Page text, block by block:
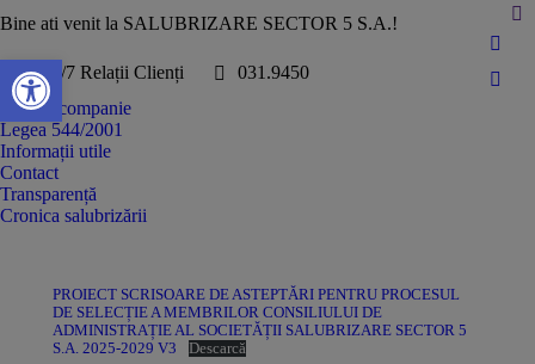
Bine ati venit la SALUBRIZARE SECTOR 5 S.A.!
24/7 Relații Clienți
031.9450
Despre companie
Legea 544/2001
Informații utile
Contact
Transparență
Cronica salubrizării
PROIECT SCRISOARE DE ASTEPTĂRI PENTRU PROCESUL
DE SELECȚIE A MEMBRILOR CONSILIULUI DE
ADMINISTRAȚIE AL SOCIETĂȚII SALUBRIZARE SECTOR 5
S.A. 2025-2029 V3
Descarcă
Deschide bara de unelte